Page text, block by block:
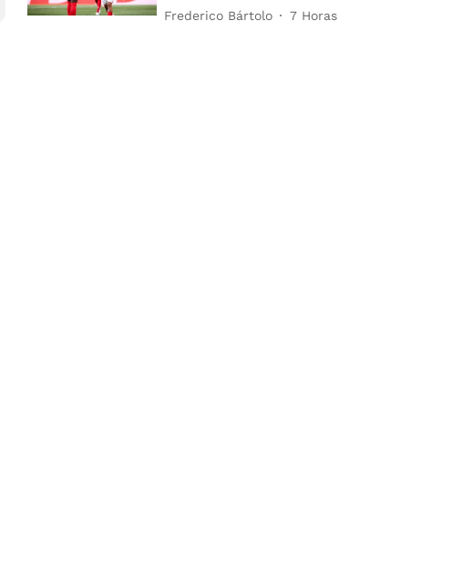
Frederico Bártolo 7 Horas